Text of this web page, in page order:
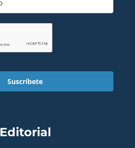
Suscríbete
Editorial